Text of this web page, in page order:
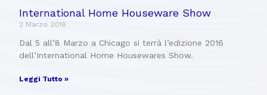
International Home Houseware Show
2 Marzo 2016
Dal 5 all’8 Marzo a Chicago si terrà l’edizione 2016
dell’International Home Housewares Show.
Leggi Tutto »